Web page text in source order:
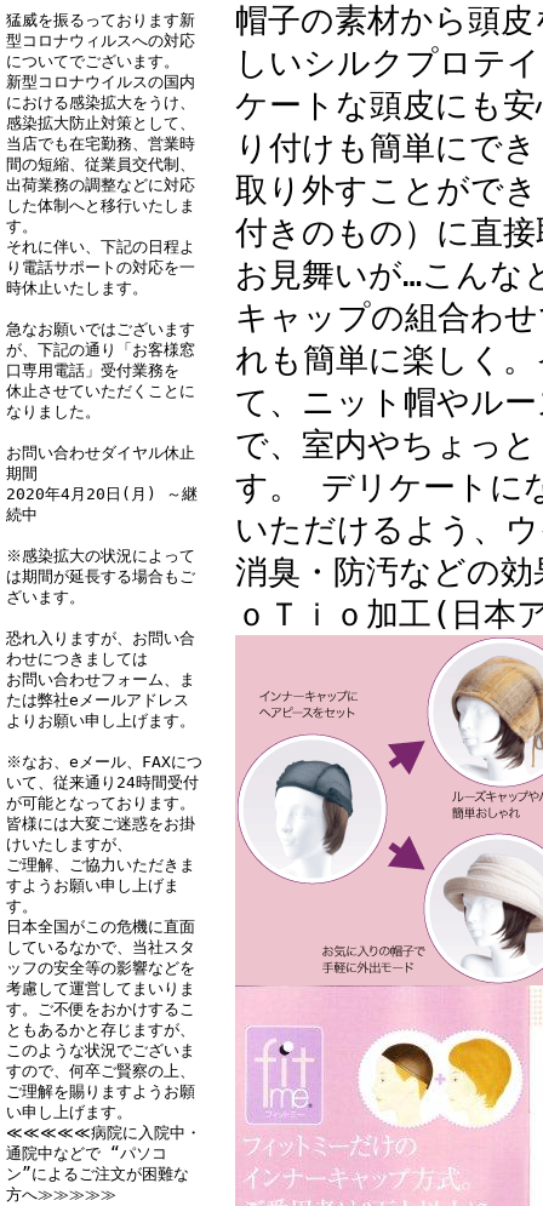
猛威を振るっております新
型コロナウィルスへの対応
についてでございます。
新型コロナウイルスの国内
における感染拡大をうけ、
感染拡大防止対策として、
当店でも在宅勤務、営業時
間の短縮、従業員交代制、
出荷業務の調整などに対応
した体制へと移行いたしま
す。
それに伴い、下記の日程よ
り電話サポートの対応を一
時休止いたします。
急なお願いではございます
が、下記の通り「お客様窓
口専用電話」受付業務を
休止させていただくことに
なりました。
お問い合わせダイヤル休止
期間
2020年4月20日(月) ～継
続中
※感染拡大の状況によって
は期間が延長する場合もご
ざいます。
恐れ入りますが、お問い合
わせにつきましては
お問い合わせフォーム、ま
たは弊社eメールアドレス
よりお願い申し上げます。
※なお、eメール、FAXにつ
いて、従来通り24時間受付
が可能となっております。
皆様には大変ご迷惑をお掛
けいたしますが、
ご理解、ご協力いただきま
すようお願い申し上げま
す。
日本全国がこの危機に直面
しているなかで、当社スタ
ッフの安全等の影響などを
考慮して運営してまいりま
す。ご不便をおかけするこ
ともあるかと存じますが、
このような状況でございま
すので、何卒ご賢察の上、
ご理解を賜りますようお願
い申し上げます。
≪≪≪≪≪病院に入院中・
通院中などで “パソコ
ン”によるご注文が困難な
方へ≫≫≫≫≫
帽子の素材から頭
しいシルクプロテ
ケートな頭皮にも
り付けも簡単にで
取り外すことがで
付きのもの）に直
お見舞いが…こんな
キャップの組合わ
れも簡単に楽しく
て、ニット帽やル
で、室内やちょっ
す。 デリケートに
いただけるよう、
消臭・防汚などの
ｏＴｉｏ加工(日本